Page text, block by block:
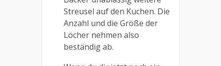
Streusel auf den Kuchen. Die
Anzahl und die Größe der
Löcher nehmen also
beständig ab.